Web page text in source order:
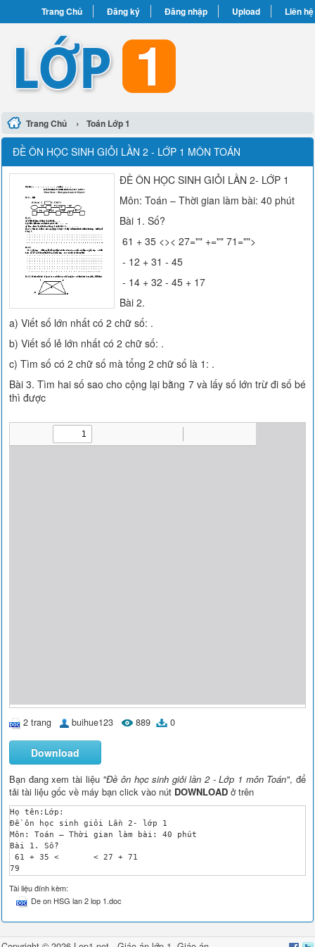
Trang Chủ Đăng ký Đăng nhập Upload Liên hệ
Trang Chủ › Toán Lớp 1
ĐỀ ÔN HỌC SINH GIỎI LẦN 2 - LỚP 1 MÔN TOÁN
ĐỀ ÔN HỌC SINH GIỎI LẦN 2- LỚP 1
Môn: Toán – Thời gian làm bài: 40 phút
Bài 1. Số?
61 + 35 <>< 27="" +="" 71="">
- 12 + 31 - 45
- 14 + 32 - 45 + 17
Bài 2.
a) Viết số lớn nhất có 2 chữ số: .
b) Viết số lẻ lớn nhất có 2 chữ số: .
c) Tìm số có 2 chữ số mà tổng 2 chữ số là 1: .
Bài 3. Tìm hai số sao cho cộng lại bằng 7 và lấy số lớn trừ đi số bé
thì được
2 trang buihue123 889 0
Download
Bạn đang xem tài liệu "Đề ôn học sinh giỏi lần 2 - Lớp 1 môn Toán", để
tải tài liệu gốc về máy bạn click vào nút DOWNLOAD ở trên
Họ tên:Lớp:
Đề ôn học sinh giỏi Lần 2- lớp 1
Môn: Toán – Thời gian làm bài: 40 phút
Bài 1. Số?
61 + 35 < 	 < 27 + 71
79
- 12 + 31 - 45
	31
- 14 + 32 - 45 + 17
a) Viết số lớn nhất có 2 chữ số:..
b) Viết số lẻ lớn nhất có 2 chữ số:..
Tài liệu đính kèm:
De on HSG lan 2 lop 1.doc